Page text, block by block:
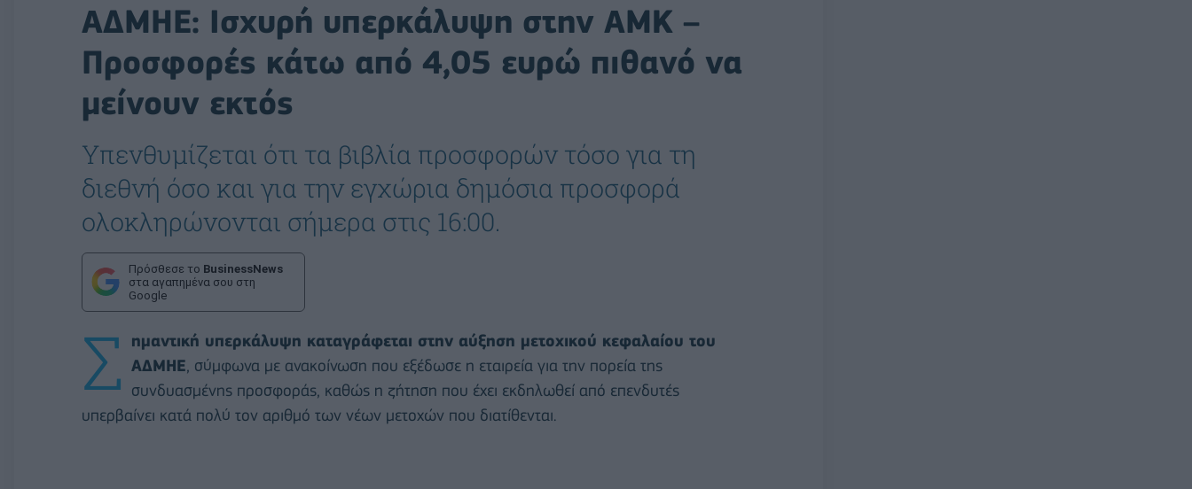
ΑΔΜΗΕ: Ισχυρή υπερκάλυψη στην ΑΜΚ –
Προσφορές κάτω από 4,05 ευρώ πιθανό να
μείνουν εκτός
Υπενθυμίζεται ότι τα βιβλία προσφορών τόσο για τη
διεθνή όσο και για την εγχώρια δημόσια προσφορά
ολοκληρώνονται σήμερα στις 16:00.
Πρόσθεσε το BusinessNews
στα αγαπημένα σου στη
Google
Σ
ημαντική υπερκάλυψη καταγράφεται στην αύξηση μετοχικού κεφαλαίου του
ΑΔΜΗΕ , σύμφωνα με ανακοίνωση που εξέδωσε η εταιρεία για την πορεία της
συνδυασμένης προσφοράς, καθώς η ζήτηση που έχει εκδηλωθεί από επενδυτές
υπερβαίνει κατά πολύ τον αριθμό των νέων μετοχών που διατίθενται.